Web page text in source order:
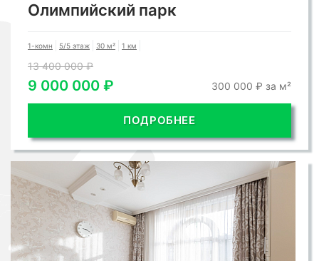
Олимпийский парк
1-комн 5/5 этаж 30 м² 1 км
13 400 000 ₽
9 000 000 ₽ 300 000 ₽ за м²
ПОДРОБНЕЕ